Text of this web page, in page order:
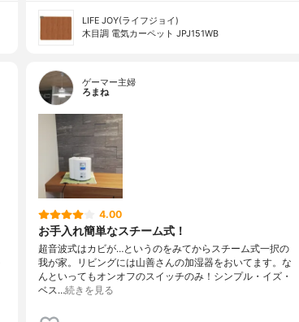
LIFE JOY(ライフジョイ)
木目調 電気カーペット JPJ151WB
ゲーマー主婦
ろまね
4.00
お手入れ簡単なスチーム式！
超音波式はカビが…というのをみてからスチーム式一択の
我が家。リビングには山善さんの加湿器をおいてます。な
んといってもオンオフのスイッチのみ！シンプル・イズ・
ベス…続きを見る